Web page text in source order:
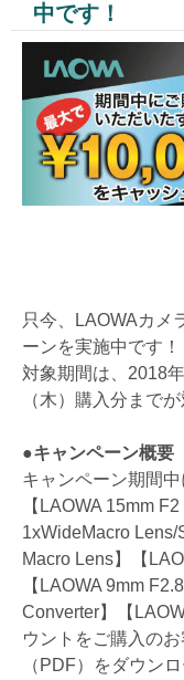
中です！
只今、LAOWAカメ
ーンを実施中です！
対象期間は、2018
（木）購入分まで
●キャンペーン概要
キャンペーン期間中
【LAOWA 15mm
1xWideMacro Lens/
Macro Lens】【
【LAOWA 9mm
Converter】【
ウントをご購入の
（PDF）をダウン